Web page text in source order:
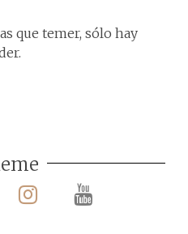
que temer, sólo hay